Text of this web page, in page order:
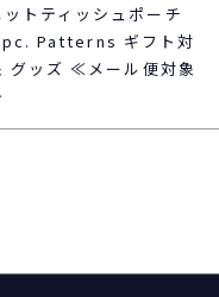
ットティッシュポーチ
Patterns ギフト対
グッズ ≪メール便対象